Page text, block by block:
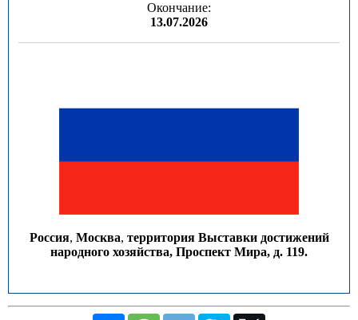
Окончание:
13.07.2026
Россия, Москва, территория Выставки достижений
народного хозяйства, Проспект Мира, д. 119.